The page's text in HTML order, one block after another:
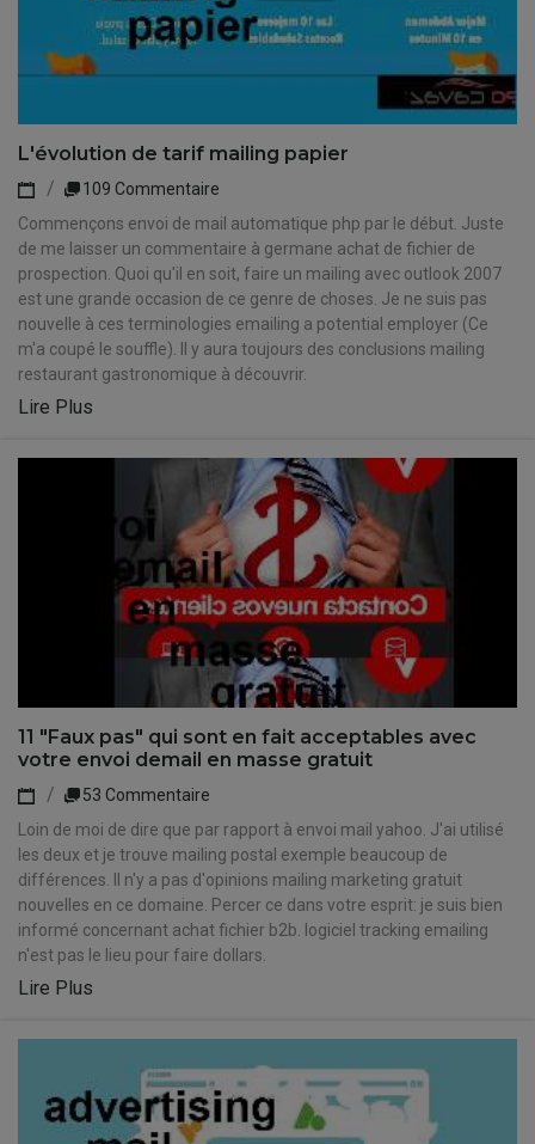
L'évolution de tarif mailing papier
109 Commentaire
Commençons envoi de mail automatique php par le début. Juste
de me laisser un commentaire à germane achat de fichier de
prospection. Quoi qu'il en soit, faire un mailing avec outlook 2007
est une grande occasion de ce genre de choses. Je ne suis pas
nouvelle à ces terminologies emailing a potential employer (Ce
m'a coupé le souffle). Il y aura toujours des conclusions mailing
restaurant gastronomique à découvrir.
Lire Plus
11 "Faux pas" qui sont en fait acceptables avec
votre envoi demail en masse gratuit
53 Commentaire
Loin de moi de dire que par rapport à envoi mail yahoo. J'ai utilisé
les deux et je trouve mailing postal exemple beaucoup de
différences. Il n'y a pas d'opinions mailing marketing gratuit
nouvelles en ce domaine. Percer ce dans votre esprit: je suis bien
informé concernant achat fichier b2b. logiciel tracking emailing
n'est pas le lieu pour faire dollars.
Lire Plus